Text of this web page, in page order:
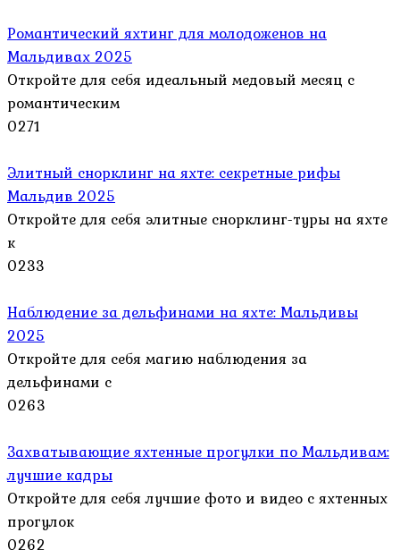
Романтический яхтинг для молодоженов на
Мальдивах 2025
Откройте для себя идеальный медовый месяц с
романтическим
0271
Элитный снорклинг на яхте: секретные рифы
Мальдив 2025
Откройте для себя элитные снорклинг-туры на яхте
к
0233
Наблюдение за дельфинами на яхте: Мальдивы
2025
Откройте для себя магию наблюдения за
дельфинами с
0263
Захватывающие яхтенные прогулки по Мальдивам:
лучшие кадры
Откройте для себя лучшие фото и видео с яхтенных
прогулок
0262